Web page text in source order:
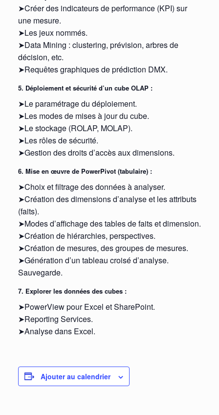
➤Créer des indicateurs de performance (KPI) sur
une mesure.
➤Les jeux nommés.
➤Data Mining : clustering, prévision, arbres de
décision, etc.
➤Requêtes graphiques de prédiction DMX.
5. Déploiement et sécurité d’un cube OLAP :
➤Le paramétrage du déploiement.
➤Les modes de mises à jour du cube.
➤Le stockage (ROLAP, MOLAP).
➤Les rôles de sécurité.
➤Gestion des droits d’accès aux dimensions.
6. Mise en œuvre de PowerPivot (tabulaire) :
➤Choix et filtrage des données à analyser.
➤Création des dimensions d’analyse et les attributs
(faits).
➤Modes d’affichage des tables de faits et dimension.
➤Création de hiérarchies, perspectives.
➤Création de mesures, des groupes de mesures.
➤Génération d’un tableau croisé d’analyse.
Sauvegarde.
7. Explorer les données des cubes :
➤PowerView pour Excel et SharePoint.
➤Reporting Services.
➤Analyse dans Excel.
Ajouter au calendrier